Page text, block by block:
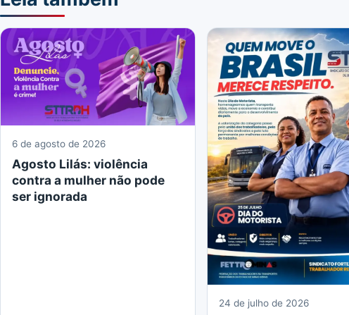
6 de agosto de 2026
Agosto Lilás: violência
contra a mulher não pode
ser ignorada
24 de julho de 2026